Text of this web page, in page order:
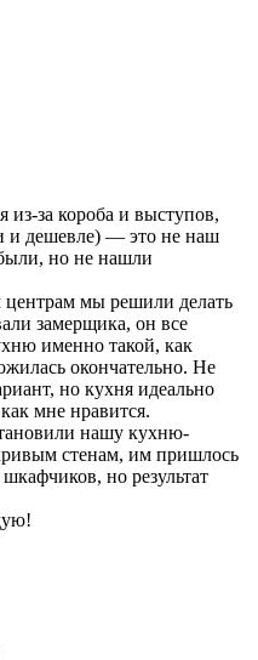
из-за короба и выступов,
и дешевле) — это не наш
но не нашли
центрам мы решили делать
замерщика, он все
именно такой, как
окончательно. Не
но кухня идеально
мне нравится.
нашу кухню-
стенам, им пришлось
но результат